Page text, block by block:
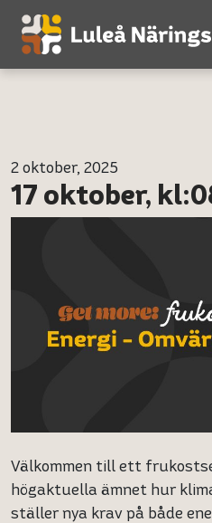
2 oktober, 2025
17 oktober,
Välkommen till ett
högaktuella ämnet hur
ställer nya krav på både